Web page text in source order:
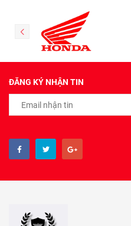
ĐĂNG KÝ NHẬN TIN